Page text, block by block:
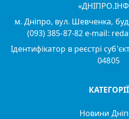
м. Дніпро, вул. Шевченка,
(093) 385-87-82 e-mail:
Ідентифікатор в реєстрі
04805
КАТЕГОРІЇ
Новини